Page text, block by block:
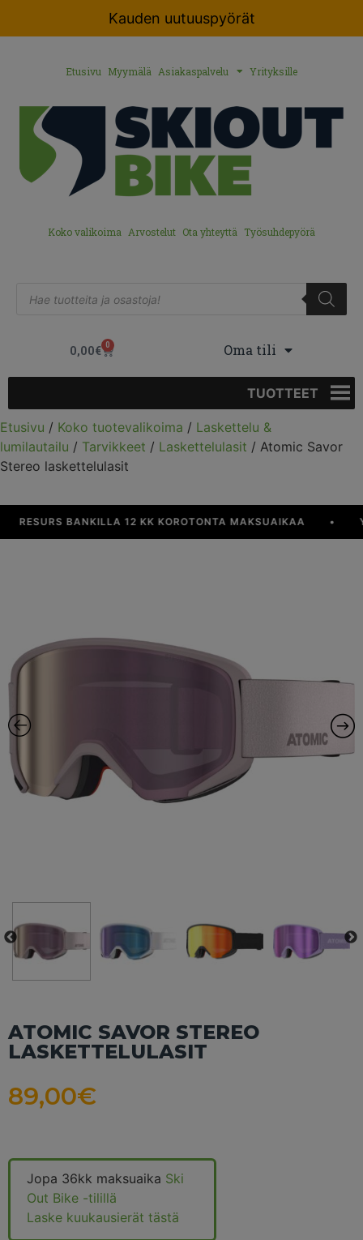
Kauden uutuuspyörät
Etusivu Myymälä Asiakaspalvelu Yrityksille
Koko valikoima Arvostelut Ota yhteyttä Työsuhdepyörä
0,00€ 0 Oma tili
TUOTTEET
Etusivu / Koko tuotevalikoima / Laskettelu &
lumilautailu / Tarvikkeet / Laskettelulasit / Atomic Savor
Stereo laskettelulasit
RESURS BANKILLA 12 KK KOROTONTA MAKSUAIKAA
ATOMIC SAVOR STEREO
LASKETTELULASIT
89,00€
Jopa 36kk maksuaika Ski
Out Bike -tilillä
Laske kuukausierät tästä